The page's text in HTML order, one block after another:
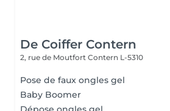
De Coiffer Contern
2, rue de Moutfort Contern L-5310
Pose de faux ongles gel
Baby Boomer